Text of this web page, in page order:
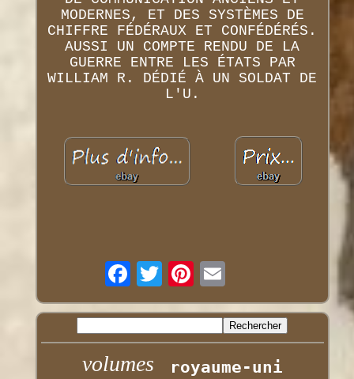
MODERNES, ET DES SYSTÈMES DE
CHIFFRE FÉDÉRAUX ET CONFÉDÉRÉS.
AUSSI UN COMPTE RENDU DE LA
GUERRE ENTRE LES ÉTATS PAR
WILLIAM R. DÉDIÉ À UN SOLDAT DE
L'U.
volumes royaume-uni